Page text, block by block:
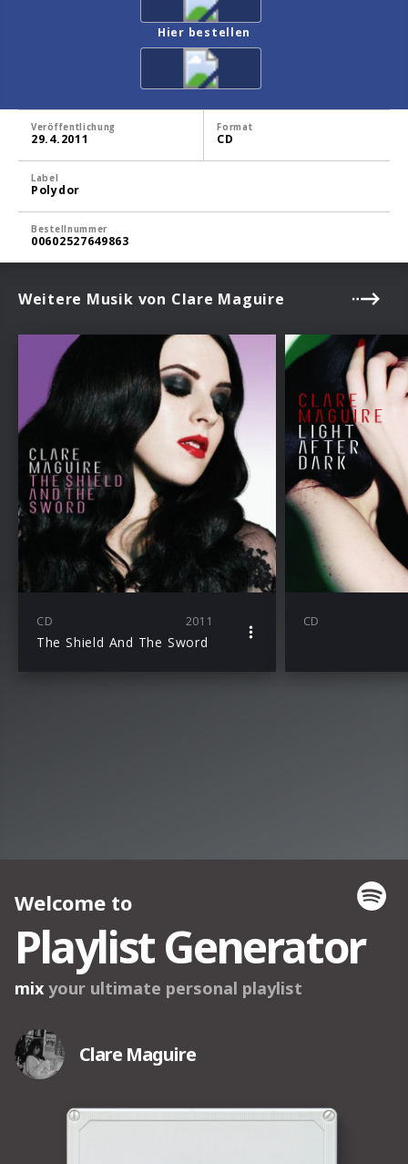
Hier bestellen
Veröffentlichung
29.4.2011
Format
CD
Label
Polydor
Bestellnummer
00602527649863
Weitere Musik von Clare Maguire
CD 2011
The Shield And The Sword
CD